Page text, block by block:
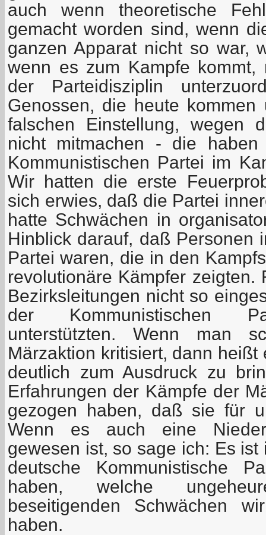
auch wenn theoretische
gemacht worden sind, wenn
ganzen Apparat nicht so war,
wenn es zum Kampfe kommt,
der Parteidisziplin
Genossen, die heute
falschen Einstellung, wegen
nicht mitmachen - die
Kommunistischen Partei im
Wir hatten die erste
sich erwies, daß die Partei
hatte Schwächen in
Hinblick darauf, daß Personen
Partei waren, die in den
revolutionäre Kämpfer zeigten.
Bezirksleitungen nicht so
der Kommunistischen
unterstützten. Wenn man
Märzaktion kritisiert, dann
deutlich zum Ausdruck zu
Erfahrungen der Kämpfe der
gezogen haben, daß sie für
Wenn es auch eine
gewesen ist, so sage ich: Es
deutsche Kommunistische
haben, welche
beseitigenden Schwächen
haben.